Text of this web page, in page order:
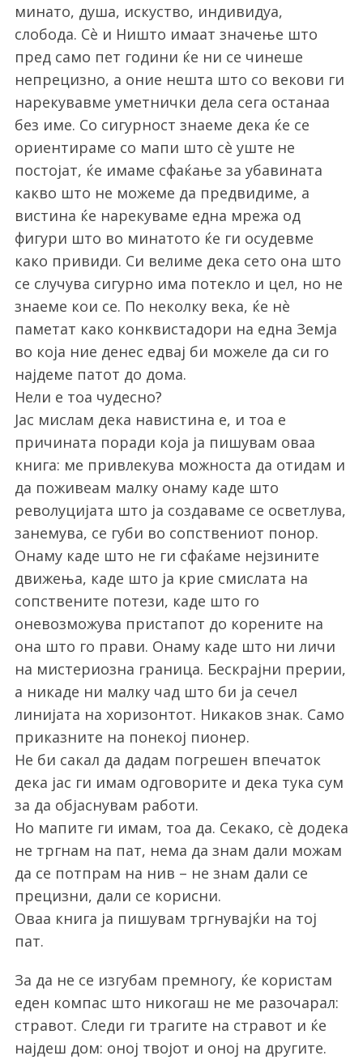
минато, душа, искуство, индивидуа,
слобода. Сè и Ништо имаат значење што
пред само пет години ќе ни се чинеше
непрецизно, а оние нешта што со векови ги
нарекувавме уметнички дела сега останаа
без име. Со сигурност знаеме дека ќе се
ориентираме со мапи што сè уште не
постојат, ќе имаме сфаќање за убавината
какво што не можеме да предвидиме, а
вистина ќе нарекуваме една мрежа од
фигури што во минатото ќе ги осудевме
како привиди. Си велиме дека сето она што
се случува сигурно има потекло и цел, но не
знаеме кои се. По неколку века, ќе нè
паметат како конквистадори на една Земја
во која ние денес едвај би можеле да си го
најдеме патот до дома.
Нели е тоа чудесно?
Јас мислам дека навистина е, и тоа е
причината поради која ја пишувам оваа
книга: ме привлекува можноста да отидам и
да поживеам малку онаму каде што
револуцијата што ја создаваме се осветлува,
занемува, се губи во сопствениот понор.
Онаму каде што не ги сфаќаме нејзините
движења, каде што ја крие смислата на
сопствените потези, каде што го
оневозможува пристапот до корените на
она што го прави. Онаму каде што ни личи
на мистериозна граница. Бескрајни прерии,
а никаде ни малку чад што би ја сечел
линијата на хоризонтот. Никаков знак. Само
приказните на понекој пионер.
Не би сакал да дадам погрешен впечаток
дека јас ги имам одговорите и дека тука сум
за да објаснувам работи.
Но мапите ги имам, тоа да. Секако, сè додека
не тргнам на пат, нема да знам дали можам
да се потпрам на нив – не знам дали се
прецизни, дали се корисни.
Оваа книга ја пишувам тргнувајќи на тој
пат.
За да не се изгубам премногу, ќе користам
еден компас што никогаш не ме разочарал:
стравот. Следи ги трагите на стравот и ќе
најдеш дом: оној твојот и оној на другите.